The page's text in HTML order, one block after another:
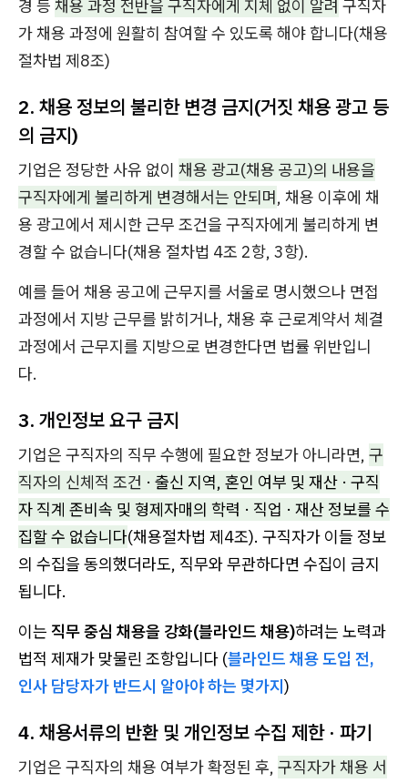
경 등 채용 과정 전반을 구직자에게 지체 없이 알려 구직자
가 채용 과정에 원활히 참여할 수 있도록 해야 합니다(채용
절차법 제8조)
2. 채용 정보의 불리한 변경 금지(거짓 채용 광고 등
의 금지)
기업은 정당한 사유 없이 채용 광고(채용 공고)의 내용을
구직자에게 불리하게 변경해서는 안되며, 채용 이후에 채
용 광고에서 제시한 근무 조건을 구직자에게 불리하게 변
경할 수 없습니다(채용 절차법 4조 2항, 3항).
예를 들어 채용 공고에 근무지를 서울로 명시했으나 면접
과정에서 지방 근무를 밝히거나, 채용 후 근로계약서 체결
과정에서 근무지를 지방으로 변경한다면 법률 위반입니
다.
3. 개인정보 요구 금지
기업은 구직자의 직무 수행에 필요한 정보가 아니라면, 구
직자의 신체적 조건 · 출신 지역, 혼인 여부 및 재산 · 구직
자 직계 존비속 및 형제자매의 학력 · 직업 · 재산 정보를 수
집할 수 없습니다(채용절차법 제4조). 구직자가 이들 정보
의 수집을 동의했더라도, 직무와 무관하다면 수집이 금지
됩니다.
이는 직무 중심 채용을 강화(블라인드 채용)하려는 노력과
법적 제재가 맞물린 조항입니다 (블라인드 채용 도입 전,
인사 담당자가 반드시 알아야 하는 몇가지)
4. 채용서류의 반환 및 개인정보 수집 제한 · 파기
기업은 구직자의 채용 여부가 확정된 후, 구직자가 채용 서